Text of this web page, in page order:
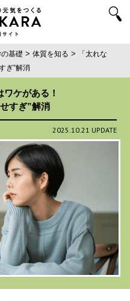
基礎 >体質を知る >
「太れな
ぎ”解消
ワケがある！
すぎ”解消
2025.10.21 UPDATE